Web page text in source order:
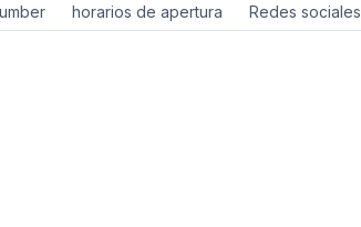
horarios de apertura Redes sociales